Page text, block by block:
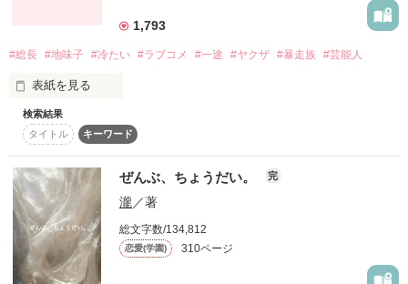
コンテスト
超短編で謎をしかけろ！100文字ミステリーコンテスト
復刻！夏の野いちごビギナーズ応援コンテスト～中・長編チ
500文字の不気味なテスト、募集中。
200文字でゾッ！こわい短編コンテスト
スターツ出版小説投稿サイト合同企画「1話からの長編大
賞」野いちご！会場
私にだけ昔と変わらない笑顔を向けてくる。
「澪ちゃん。」
それは止まっていた恋が再び動き始める合図──。
✨.ﾟ･*..☆.｡.:*✨.☆.｡.:. *:ﾟ✨.ﾟ･*..☆.｡.:*✨
人見知りだけど優しい無自覚だけどモテる
冴木澪-SaekiMio
1,793
#総長 #地味子 #冷たい #ラブコメ #一途 #ヤクザ #暴走族 #芸能人
表紙を見る
「トンボじゃないもん！！」
天然眼鏡地味子。でも本当は…
ー 篠瀬美花  ~Sinose Mihana~
「はいはい羽バタつかせんなトンボ」
悪魔と呼ばれたヤクザの総長
ー 龍堂彗  ~Ryudo Kei~
検索結果
タイトル
キーワード
ぜんぶ、ちょうだい。 完
瀧 ／著
総文字数/134,812
恋愛(学園) 310ページ